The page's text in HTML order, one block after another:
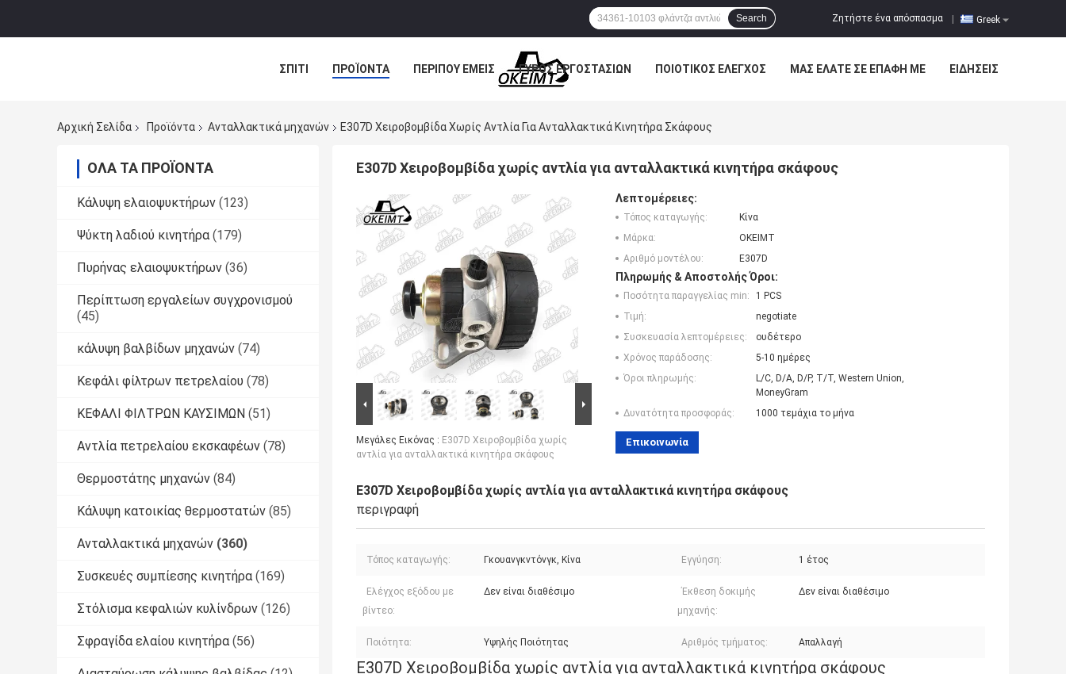
Greek
Ζητήστε ένα απόσπασμα
Search
ΣΠΊΤΙ ΠΡΟΪΌΝΤΑ ΠΕΡΊΠΟΥ ΕΜΕΊΣ ΓΎΡΟΣ ΕΡΓΟΣΤΑΣΊΩΝ ΠΟΙΟΤΙΚΌΣ ΈΛΕΓΧΟΣ ΜΑΣ ΕΛΆΤΕ ΣΕ ΕΠΑΦΉ ΜΕ ΕΙΔΉΣΕΙΣ
Αρχική Σελίδα
Προϊόντα Ανταλλακτικά μηχανών E307D Χειροβομβίδα Χωρίς Αντλία Για Ανταλλακτικά Κινητήρα Σκάφους
ΌΛΑ ΤΑ ΠΡΟΪΌΝΤΑ
Κάλυψη ελαιοψυκτήρων (123)
Ψύκτη λαδιού κινητήρα (179)
Πυρήνας ελαιοψυκτήρων (36)
Περίπτωση εργαλείων συγχρονισμού
(45)
κάλυψη βαλβίδων μηχανών (74)
Κεφάλι φίλτρων πετρελαίου (78)
ΚΕΦΑΛΙ ΦΙΛΤΡΩΝ ΚΑΥΣΙΜΩΝ (51)
Αντλία πετρελαίου εκσκαφέων (78)
Θερμοστάτης μηχανών (84)
Κάλυψη κατοικίας θερμοστατών (85)
Ανταλλακτικά μηχανών (360)
Συσκευές συμπίεσης κινητήρα (169)
Στόλισμα κεφαλιών κυλίνδρων (126)
Σφραγίδα ελαίου κινητήρα (56)
E307D Χειροβομβίδα χωρίς αντλία για ανταλλακτικά κινητήρα σκάφους
Μεγάλες Εικόνας : E307D Χειροβομβίδα χωρίς
αντλία για ανταλλακτικά κινητήρα σκάφους
Λεπτομέρειες:
Τόπος καταγωγής:
Κίνα
Μάρκα:
OKEIMT
Αριθμό μοντέλου:
E307D
Πληρωμής & Αποστολής Όροι:
Ποσότητα παραγγελίας min:
1 PCS
Τιμή:
negotiate
Συσκευασία λεπτομέρειες:
ουδέτερο
Χρόνος παράδοσης:
5-10 ημέρες
Όροι πληρωμής:
L/C, D/A, D/P, T/T, Western Union,
MoneyGram
Δυνατότητα προσφοράς:
1000 τεμάχια το μήνα
Επικοινωνία
E307D Χειροβομβίδα χωρίς αντλία για ανταλλακτικά κινητήρα σκάφους
περιγραφή
Τόπος καταγωγής: Γκουανγκντόνγκ, Κίνα Εγγύηση: 1 έτος
Ελέγχος εξόδου με
βίντεο:
Δεν είναι διαθέσιμο
Έκθεση δοκιμής
μηχανής:
Δεν είναι διαθέσιμο
Ποιότητα: Υψηλής Ποιότητας Αριθμός τμήματος: Απαλλαγή
E307D Χειροβομβίδα χωρίς αντλία για ανταλλακτικά κινητήρα σκάφους